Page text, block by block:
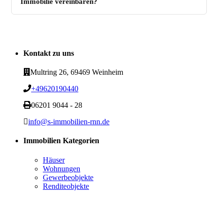
Kontakt zu uns
Multring 26, 69469 Weinheim
+49620190440
06201 9044 - 28
info@s-immobilien-rnn.de
Immobilien Kategorien
Häuser
Wohnungen
Gewerbeobjekte
Renditeobjekte